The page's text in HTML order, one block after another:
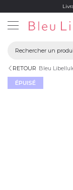
RETOUR Bleu
ÉPUISÉ